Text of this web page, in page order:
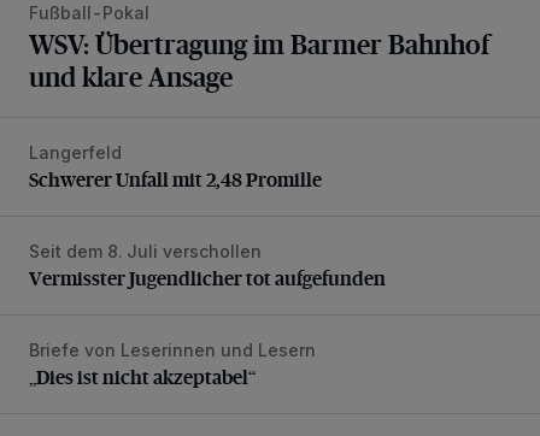
Fußball-Pokal
WSV: Übertragung im Barmer Bahnhof
und klare Ansage
Schwerer Unfall mit 2,48 Promille
Langerfeld
Schwerer Unfall mit 2,48 Promille
Vermisster Jugendlicher tot aufgefunden
Seit dem 8. Juli verschollen
Vermisster Jugendlicher tot aufgefunden
„Dies ist nicht akzeptabel“
Briefe von Leserinnen und Lesern
„Dies ist nicht akzeptabel“